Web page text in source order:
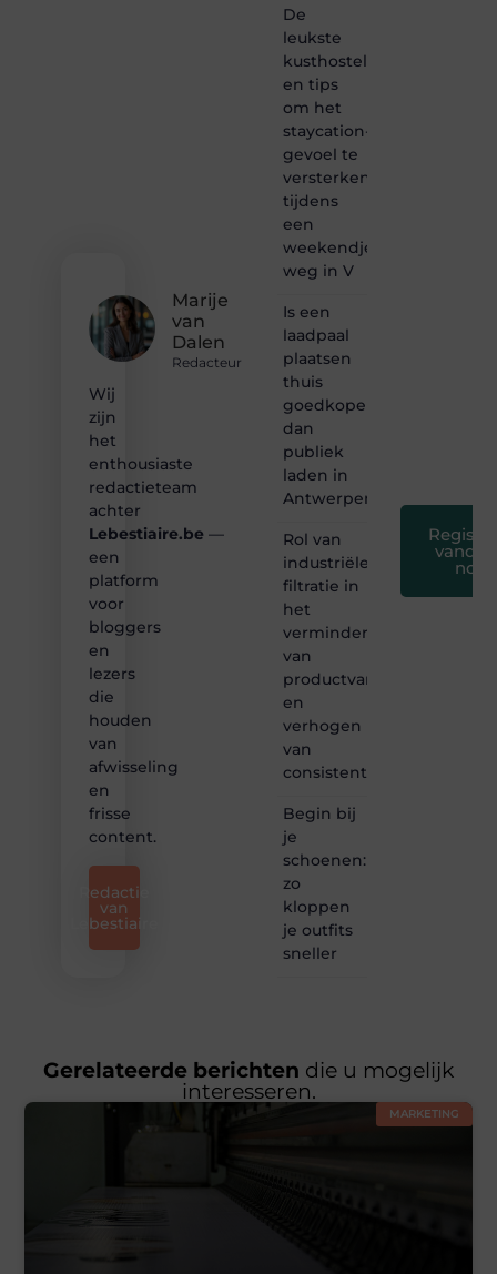
Marije
van
Dalen
Redacteur
Wij
zijn
het
enthousiaste
redactieteam
achter
Lebestiaire.be —
een
platform
voor
bloggers
en
lezers
die
houden
van
afwisseling
en
frisse
content.
Redactie
van
Lebestiaire
De
leukste
kusthostels
en tips
om het
staycation-
gevoel te
versterken
tijdens
een
weekendje
weg in V
Is een
laadpaal
plaatsen
thuis
goedkoper
dan
publiek
laden in
Antwerpen?
Rol van
industriële
filtratie in
het
verminderen
van
productvariatie
en
verhogen
van
consistentie
Begin bij
je
schoenen:
zo
kloppen
je outfits
sneller
nog
Gerelateerde berichten die u mogelijk
interesseren.
MARKETING